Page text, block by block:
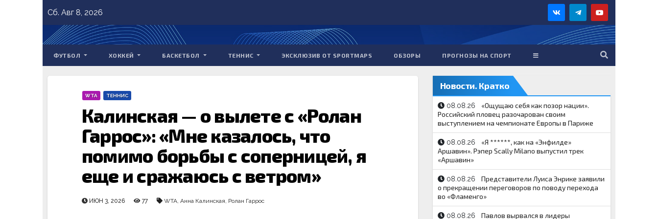
to
content
Сб. Авг 8, 2026
ФУТБОЛ ХОККЕЙ БАСКЕТБОЛ ТЕННИС ЭКСКЛЮЗИВ ОТ SPORTMAPS ОБЗОРЫ ПРОГНОЗЫ НА СПОРТ
WTA ТЕННИС
Калинская — о вылете с «Ролан
Гаррос»: «Мне казалось, что
помимо борьбы с соперницей, я
еще и сражаюсь с ветром»
ИЮН 3, 2026 77 WTA, Анна Калинская, Ролан Гаррос
Новости. Кратко
08.08.26
«Ощущаю себя как позор нации».
Российский пловец разочарован своим
выступлением на чемпионате Европы в Париже
08.08.26
«Я ******, как на «Энфилде»
Аршавин». Рэпер Scally Milano выпустил трек
«Аршавин»
08.08.26
Представители Луиса Энрике заявили
о прекращении переговоров по поводу перехода
во «Фламенго»
08.08.26 Павлов вырвался в лидеры